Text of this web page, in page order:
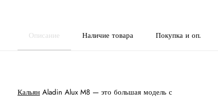
Описание Наличие товара Покупка и оплата
Кальян Aladin Alux M8 — это большая модель с